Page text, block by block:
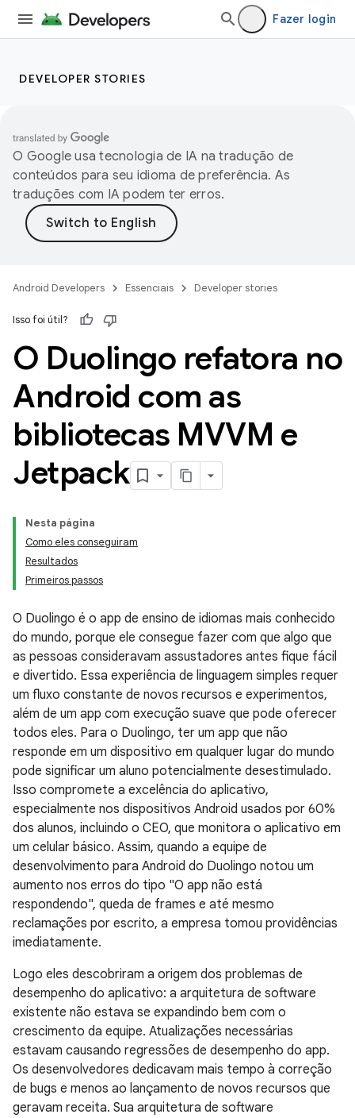
Fazer login
DEVELOPER STORIES
O Google usa tecnologia de IA na tradução de
conteúdos para seu idioma de preferência. As
traduções com IA podem ter erros.
Android Developers Essenciais Developer stories
Isso foi útil?
O Duolingo refatora no
Android com as
bibliotecas MVVM e
Jetpack
Nesta página
Como eles conseguiram
Resultados
Primeiros passos
O Duolingo é o app de ensino de idiomas mais conhecido
do mundo, porque ele consegue fazer com que algo que
as pessoas consideravam assustadores antes fique fácil
e divertido. Essa experiência de linguagem simples requer
um fluxo constante de novos recursos e experimentos,
além de um app com execução suave que pode oferecer
todos eles. Para o Duolingo, ter um app que não
responde em um dispositivo em qualquer lugar do mundo
pode significar um aluno potencialmente desestimulado.
Isso compromete a excelência do aplicativo,
especialmente nos dispositivos Android usados por 60%
dos alunos, incluindo o CEO, que monitora o aplicativo em
um celular básico. Assim, quando a equipe de
desenvolvimento para Android do Duolingo notou um
aumento nos erros do tipo "O app não está
respondendo", queda de frames e até mesmo
reclamações por escrito, a empresa tomou providências
imediatamente.
Logo eles descobriram a origem dos problemas de
desempenho do aplicativo: a arquitetura de software
existente não estava se expandindo bem com o
crescimento da equipe. Atualizações necessárias
estavam causando regressões de desempenho do app.
Os desenvolvedores dedicavam mais tempo à correção
de bugs e menos ao lançamento de novos recursos que
geravam receita. Sua arquitetura de software